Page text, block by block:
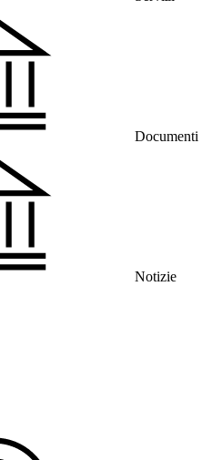
Documenti
Notizie